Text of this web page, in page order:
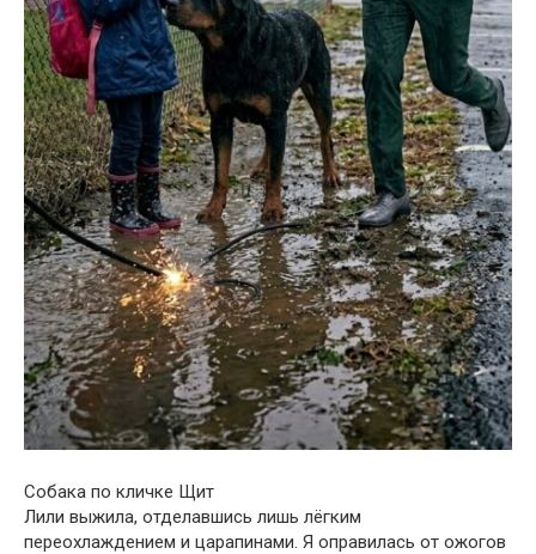
Собака по кличке Щит
Лили выжила, отделавшись лишь лёгким
переохлаждением и царапинами. Я оправилась от ожогов